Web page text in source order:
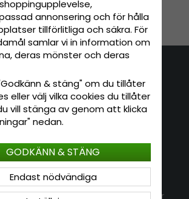
Kontakta oss
mail: info@hatshop.se
Tel: 031-320 22 00
en retur
Information
Om Hatshop.se
Populära sökningar
annonsering och för hålla
tillförlitliga och säkra. För
samlar vi in information om
deras mönster och deras
& stäng" om du tillåter
eller välj vilka cookies du tillåter
vill stänga av genom att klicka
nedan.
Endast nödvändiga
GODKÄNN & STÄNG